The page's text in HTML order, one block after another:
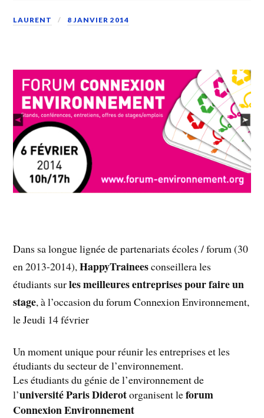
LAURENT 8 JANVIER 2014
Dans sa longue lignée de partenariats écoles / forum (30
en 2013-2014),HappyTraineesconseillera les
étudiants surles meilleures entreprises pour faire un
stage, à l’occasion du forum Connexion Environnement,
le Jeudi 14 février
Un moment unique pour réunir les entreprises et les
étudiants du secteur de l’environnement.
Les étudiants du génie de l’environnement de
l’université Paris Diderotorganisent leforum
Connexion Environnement